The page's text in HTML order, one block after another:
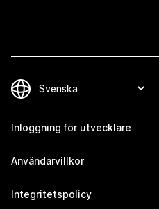
Inloggning för utvecklare
Användarvillkor
Integritetspolicy